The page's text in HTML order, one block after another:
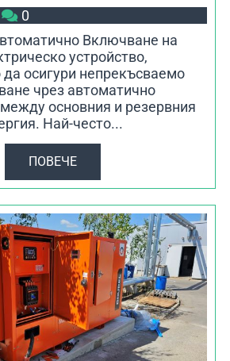
0
Включване на
устройство,
осигури непрекъсваемо
чрез автоматично
основния и резервния
Най-често...
ПОВЕЧЕ